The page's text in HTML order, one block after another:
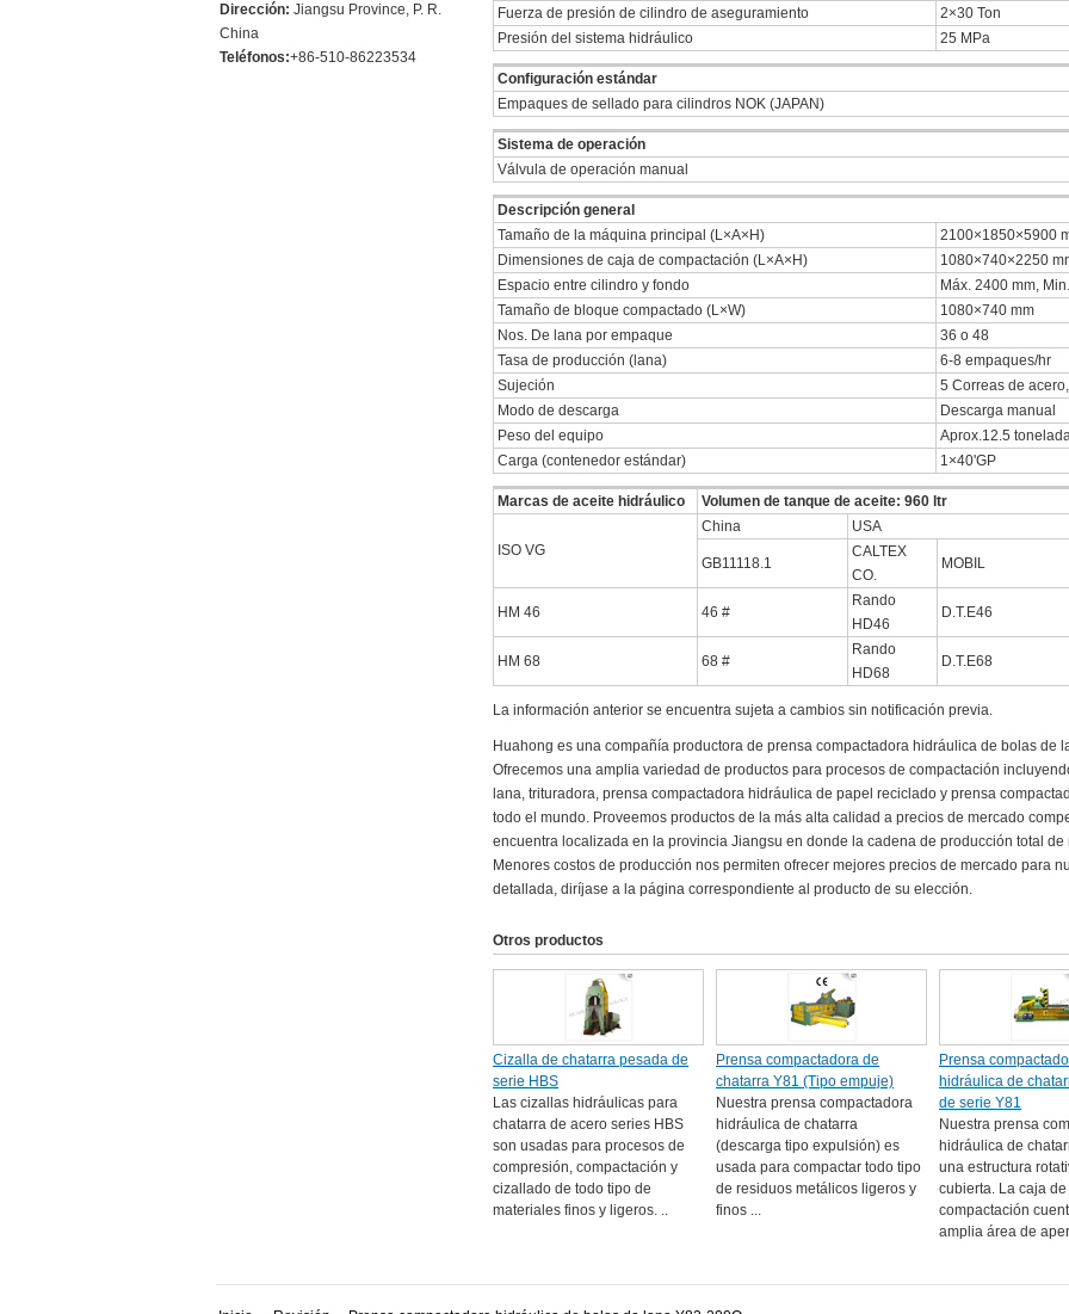
Dirección: Jiangsu Province, P. R.
China
Teléfonos:+86-510-86223534
Fuerza de presión de cilindro de aseguramiento
2×30 Ton
Presión del sistema hidráulico
25 MPa
Configuración estándar
Empaques de sellado para cilindros NOK (JAPAN)
Sistema de operación
Válvula de operación manual
Descripción general
Tamaño de la máquina principal (L×A×H)
2100×1850×5900
Dimensiones de caja de compactación (L×A×H)
1080×740×2250
Espacio entre cilindro y fondo
Máx. 2400 mm,
Tamaño de bloque compactado (L×W)
1080×740 mm
Nos. De lana por empaque
36 o 48
Tasa de producción (lana)
6-8 empaques/hr
Sujeción
5 Correas de
Modo de descarga
Descarga manual
Peso del equipo
Aprox.12.5
Carga (contenedor estándar)
1×40'GP
Marcas de aceite hidráulico Volumen de tanque de aceite: 960 ltr
ISO VG
China USA
GB11118.1
CALTEX
CO.
MOBIL
HM 46 46 #
Rando
HD46
D.T.E46
HM 68 68 #
Rando
HD68
D.T.E68
La información anterior se encuentra sujeta a cambios sin notificación previa.
Huahong es una compañía productora de prensa compactadora hidráulica de bolas de
Ofrecemos una amplia variedad de productos para procesos de compactación
lana, trituradora, prensa compactadora hidráulica de papel reciclado y prensa
todo el mundo. Proveemos productos de la más alta calidad a precios de mercado
encuentra localizada en la provincia Jiangsu en donde la cadena de producción total
Menores costos de producción nos permiten ofrecer mejores precios de mercado para
detallada, diríjase a la página correspondiente al producto de su elección.
Otros productos
Cizalla de chatarra pesada de
serie HBS
Las cizallas hidráulicas para
chatarra de acero series HBS
son usadas para procesos de
compresión, compactación y
cizallado de todo tipo de
materiales finos y ligeros. ..
Prensa compactadora de
chatarra Y81 (Tipo empuje)
Nuestra prensa compactadora
hidráulica de chatarra
(descarga tipo expulsión) es
usada para compactar todo tipo
de residuos metálicos ligeros y
finos ...
Prensa
hidráulica de
de serie Y81
Nuestra prensa
hidráulica de
una estructura
cubierta. La caja de
compactación
amplia área de